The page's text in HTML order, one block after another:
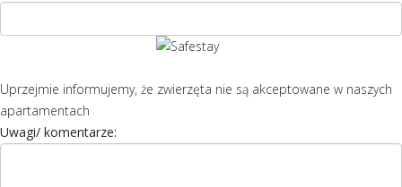
Uprzejmie informujemy, że zwierzęta nie są akceptowane w naszych
apartamentach
Uwagi/ komentarze: